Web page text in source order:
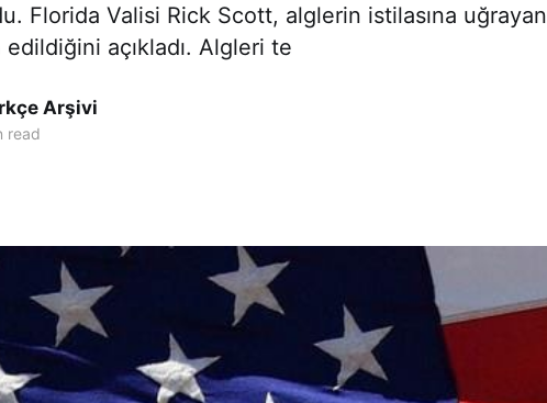
Florida Valisi Rick Scott, alglerin istilasına uğrayan
açıkladı. Algleri te
Arşivi
read